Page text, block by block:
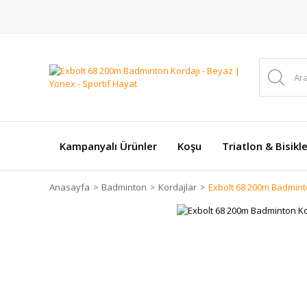
Kampanyalı Ürünler Koşu Triatlon &
Anasayfa Badminton Kordajlar Exbolt 68 200m